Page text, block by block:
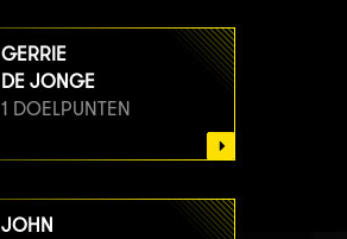
GERRIE
DE JONGE
1 DOELPUNTEN
JOHN